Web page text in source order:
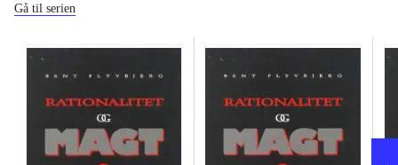
Gå til serien